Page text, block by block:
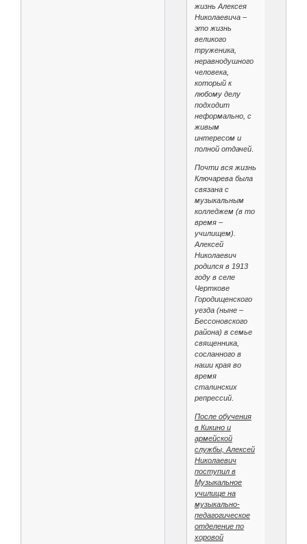
жизнь Алексея
Николаевича –
это жизнь
великого
труженика,
неравнодушного
человека,
который к
любому делу
подходит
неформально, с
живым
интересом и
полной отдачей.
Почти вся жизнь
Ключарева была
связана с
музыкальным
колледжем (в то
время –
училищем).
Алексей
Николаевич
родился в 1913
году в селе
Черткове
Городищенского
уезда (ныне –
Бессоновского
района) в семье
священника,
сосланного в
наши края во
время
сталинских
репрессий.
После обучения
в Кикино и
армейской
службы, Алексей
Николаевич
поступил в
Музыкальное
училище на
музыкально-
педагогическое
отделение по
хоровой